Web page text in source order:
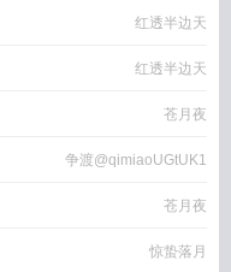
红透半边天
红透半边天
苍月夜
争渡@qimiaoUGtUK1
苍月夜
惊蛰落月